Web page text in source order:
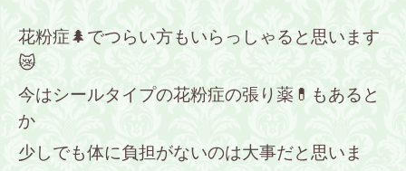
花粉症🌲でつらい方もいらっしゃると思います
😿
今はシールタイプの花粉症の張り薬💊もあると
か
少しでも体に負担がないのは大事だと思いま